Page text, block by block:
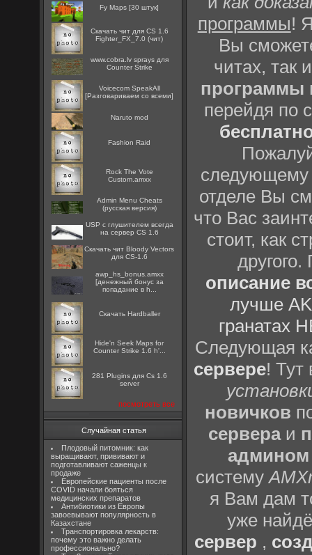
Fy Maps [30 штук]
Скачать чит для CS 1.6
Fighter_FX_7.0 (чит)
www.cobra.lv sprays для
Counter Strike
Voicecom SpeakAll
[Разговариваем со всеми]
Naruto mod
Fashion Raid
Rock The Vote
Custom.amxx
Admin Menu Cheats
(русская версия)
USP с глушителем всегда
на сервер CS 1.6
Скачать чит Bloody Vectors
для CS-1.6
awp_hs_bonus.amxx
[денежный бонус за
попадание в h...
Скачать Hardballer
Hide'n Seek Maps for
Counter Strike 1.6 h'...
281 Plugins для Cs 1.6
server
посмотреть все
Случайная статья
Плодовый питомник: как
выращивают, прививают и
подготавливают саженцы к
продаже
Европейские пациенты после
COVID начали бояться
медицинских препаратов
Антибиотики из Европы
завоевывают популярность в
Казахстане
Транспортировка лекарств:
почему это важно делать
профессионально?
программы!
Вы
читах, так
программы
перейдя по
отделе Вы
что Вас
стоит, как
описание
лучше
гранатах
Следующая
сервере! Тут
новичков
сервераи
админом
систему
я Вам дам
уже
сервер ,